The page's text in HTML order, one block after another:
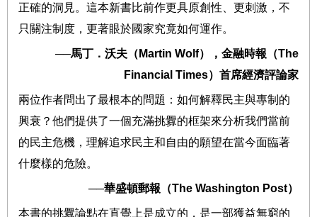
正確的洞見。這本新書比前作更具原創性、更刺激，不
只關注制度，更著眼於國家究竟如何運作。
──馬丁．沃夫（ Martin Wolf），金融時報（The
Financial Times）首席經濟評論家
兩位作者問出了最根本的問題：如何解釋民主與專制的
興衰？他們提供了一個充滿挑釁的框架來分析我們當前
的民主危機，理解追求民主和自由的願望在當今面臨著
什麼樣的危險。
──華盛頓郵報（The Washington Post）
本書的挑釁論點在直覺上是成立的，是一部獲益無窮的